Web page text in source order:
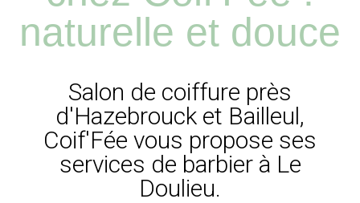
naturelle et douce
Salon de coiffure près
d'Hazebrouck et Bailleul,
Coif'Fée vous propose ses
services de barbier à Le
Doulieu.